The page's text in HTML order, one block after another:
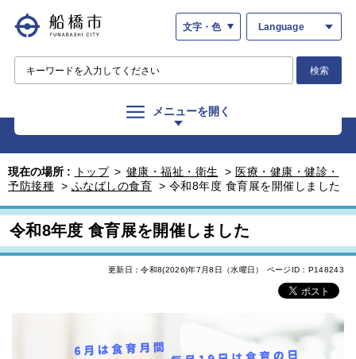
文字・色 Language
検索
メニューを開く
現在の場所 : トップ > 健康・福祉・衛生 > 医療・健康・健診・
予防接種 > ふなばしの食育 > 令和8年度 食育展を開催しました
令和8年度 食育展を開催しました
更新日：令和8(2026)年7月8日（水曜日） ページID：P148243